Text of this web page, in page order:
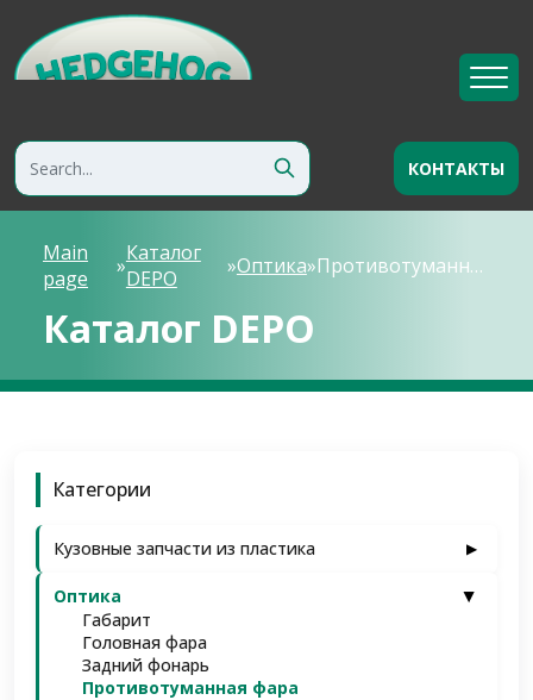
КОНТАКТЫ
Main
page
»Каталог
DEPO
»Оптика» Противотуманная фара
Каталог DEPO
Категории
Кузовные запчасти из пластика ▶
Оптика ▶
Габарит
Головная фара
Задний фонарь
Противотуманная фара